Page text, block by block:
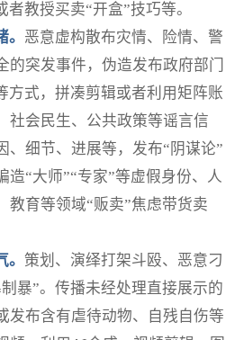
教授买卖“开盒”技巧等。
恶意虚构散布灾情、险情、警
的突发事件，伪造发布政府部门
方式，拼凑剪辑或者利用矩阵账
社会民生、公共政策等谣言信
、细节、进展等，发布“阴谋论”
造“大师”“专家”等虚假身份、人
教育等领域“贩卖”焦虑带货卖
。策划、演绎打架斗殴、恶意刁
暴”。传播未经处理直接展示的
发布含有虐待动物、自残自伤等